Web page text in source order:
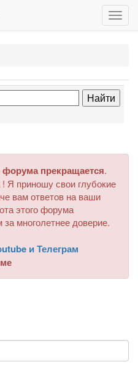
форума прекращается.
Я приношу свои глубокие
вам ответов на ваши
этого форума
многолетнее доверие.
и Телеграм